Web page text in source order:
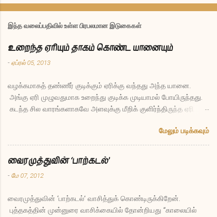
இந்த வலைப்பதிவில் உள்ள பிரபலமான இடுகைகள்
உறைந்த ஏரியும் தாகம் கொண்ட யானையும்
-ஏப்ரல் 05, 2013
வழக்கமாகத் தண்ணீர் குடிக்கும் ஏரிக்கு வந்தது அந்த யானை.
அங்கு ஏரி முழுவதுமாக உறைந்து குடிக்க முடியாமல் போயிருந்தது.
கடந்த சில வாரங்களாகவே அளவுக்கு மீறிக் குளிர்ந்திருந்த ஏரி
தாகத்துடனேயே திரும்பிச் சென்றுவிட்டது. சில மாதங்கள் கழித்து
மீண்டும் அதே ஏரிக்கு யானை வந்தது. அப்போதும் உறைந்தே இருந்த
ஏரியிடம் யானை கேட்டது, “எல்லோருடைய தாகத்தையும் தீர்க்கும்
புனிதமான பணி செய்யும் நீ இப்படி மாதக்கணக்கில் உறைந்து
போகலாமா, இது நியாயம்தானா?” என்று. ஏரி சொன்னது, “நியாயமா
நீராக இருந்து உன்போன்ற விலங்குகளின் தாகம் தீர்த்தேன். என்னுள்
மீன்களும் பாம்புகளும் தவளைகளும் தாவரங்களுமாக எத்தனையோ
மேலும் படிக்கவும்
வைரமுத்துவின் ‘பாற்கடல்’
- மே 07, 2012
வைரமுத்துவின் ‘பாற்கடல்’ வாசித்துக் கொண்டிருக்கிறேன்.
புத்தகத்தின் முன்னுரை வாசிக்கையில் தோன்றியது “காலையில்